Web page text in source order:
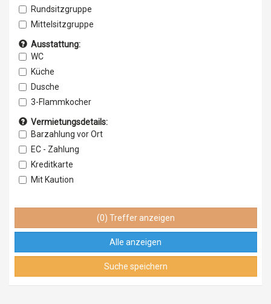
Rundsitzgruppe
Mittelsitzgruppe
Ausstattung:
WC
Küche
Dusche
3-Flammkocher
ABS
AES-Kühlschrank
Kühlschrank bis 110 l
Kühlschrank über 110 l
Frosterfach klein
Behindertengerecht
Doppelboden
Dunstabzugshaube
Vermietungsdetails:
Barzahlung vor Ort
EC - Zahlung
Kreditkarte
Mit Kaution
Fahrzeugversicherung
Rückgabe an anderen Standort
Rückgabe Nachts möglich
(0) Treffer anzeigen
Alle anzeigen
Suche speichern